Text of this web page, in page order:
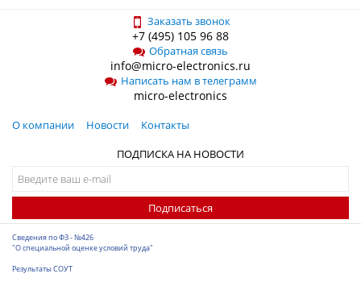
Заказать звонок
+7 (495) 105 96 88
Обратная связь
info@micro-electronics.ru
Написать нам в телеграмм
micro-electronics
О компании Новости
Контакты
ПОДПИСКА НА НОВОСТИ
Подписаться
Сведения по ФЗ - №426
"О специальной оценке условий труда"
Результаты СОУТ